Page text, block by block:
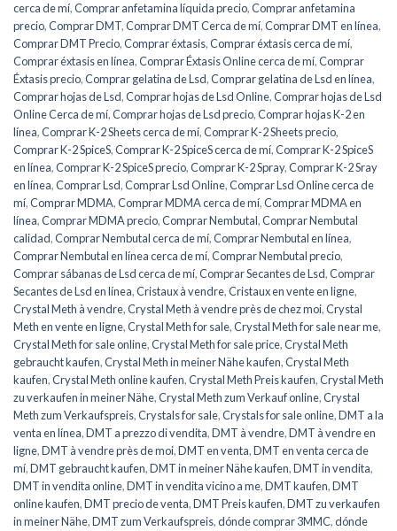
cerca de mí,Comprar anfetamina líquida precio,Comprar anfetamina
precio,Comprar DMT,Comprar DMT Cerca de mí,Comprar DMT en línea,
Comprar DMT Precio,Comprar éxtasis,Comprar éxtasis cerca de mí,
Comprar éxtasis en línea,Comprar Éxtasis Online cerca de mí,Comprar
Éxtasis precio,Comprar gelatina de Lsd,Comprar gelatina de Lsd en línea,
Comprar hojas de Lsd,Comprar hojas de Lsd Online,Comprar hojas de Lsd
Online Cerca de mí,Comprar hojas de Lsd precio,Comprar hojas K-2 en
línea,Comprar K-2 Sheets cerca de mí,Comprar K-2 Sheets precio,
Comprar K-2 SpiceS,Comprar K-2 SpiceS cerca de mí,Comprar K-2 SpiceS
en línea,Comprar K-2 SpiceS precio,Comprar K-2 Spray,Comprar K-2 Sray
en línea,Comprar Lsd,Comprar Lsd Online,Comprar Lsd Online cerca de
mí,Comprar MDMA,Comprar MDMA cerca de mí,Comprar MDMA en
línea,Comprar MDMA precio,Comprar Nembutal,Comprar Nembutal
calidad,Comprar Nembutal cerca de mí,Comprar Nembutal en línea,
Comprar Nembutal en línea cerca de mí,Comprar Nembutal precio,
Comprar sábanas de Lsd cerca de mí,Comprar Secantes de Lsd,Comprar
Secantes de Lsd en línea,Cristaux à vendre,Cristaux en vente en ligne,
Crystal Meth à vendre,Crystal Meth à vendre près de chez moi,Crystal
Meth en vente en ligne,Crystal Meth for sale,Crystal Meth for sale near me,
Crystal Meth for sale online,Crystal Meth for sale price,Crystal Meth
gebraucht kaufen,Crystal Meth in meiner Nähe kaufen,Crystal Meth
kaufen,Crystal Meth online kaufen,Crystal Meth Preis kaufen,Crystal Meth
zu verkaufen in meiner Nähe,Crystal Meth zum Verkauf online,Crystal
Meth zum Verkaufspreis,Crystals for sale,Crystals for sale online,DMT a la
venta en línea,DMT a prezzo di vendita,DMT à vendre,DMT à vendre en
ligne,DMT à vendre près de moi,DMT en venta,DMT en venta cerca de
mí,DMT gebraucht kaufen,DMT in meiner Nähe kaufen,DMT in vendita,
DMT in vendita online,DMT in vendita vicino a me,DMT kaufen,DMT
online kaufen,DMT precio de venta,DMT Preis kaufen,DMT zu verkaufen
in meiner Nähe,DMT zum Verkaufspreis,dónde comprar 3MMC,dónde